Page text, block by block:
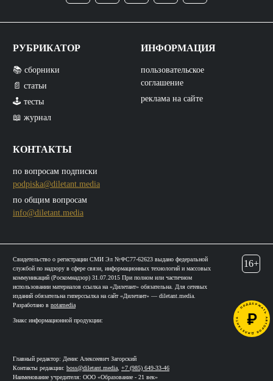
РУБРИКАТОР
📚 сборники
📄 статьи
🕹️ тесты
📖 журнал
КОНТАКТЫ
по вопросам подписки
podpiska@diletant.media
по общим вопросам
info@diletant.media
ИНФОРМАЦИЯ
пользовательское
соглашение
реклама на сайте
Свидетельство о регистрации СМИ Эл №ФС77-62623 выдано федеральной
службой по надзору в сфере связи, информационных технологий и массовых
коммуникаций (Роскомнадзор) 31.07.2015 При полном или частичном
использовании материалов ссылка на «Дилетант» обязательна. Для сетевых
изданий обязательна гиперссылка на сайт «Дилетант» — diletant.media.
Разработано в notamedia
Знакс информационной продукции:
Главный редактор: Денис Алексеевич Загорский
Контакты редакции: boss@diletant.media +7 (985) 649-33-46
Наименование учредителя: ООО «Образование - 21 век»
16+